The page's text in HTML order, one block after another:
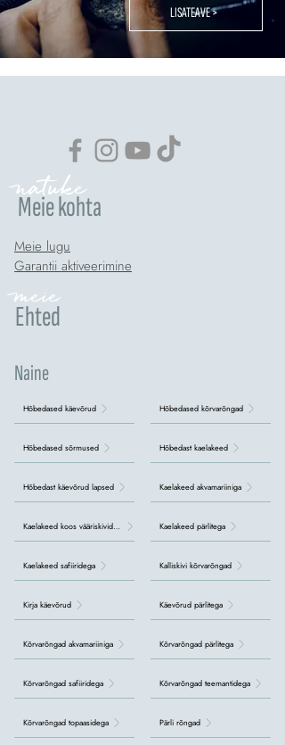
LISATEAVE >
Meie kohta
natuke
Meie lugu
Garantii aktiveerimine
meie
Ehted
Naine
Hõbedased käevõrud
Hõbedased sõrmused
Hõbedast käevõrud lapsed
Kaelakeed koos vääriskividega
Kaelakeed safiiridega
Kirja käevõrud
Kõrvarõngad akvamariiniga
Kõrvarõngad safiiridega
Kõrvarõngad topaasidega
Hõbedased kõrvarõngad
Hõbedast kaelakeed
Kaelakeed akvamariiniga
Kaelakeed pärlitega
Kalliskivi kõrvarõngad
Käevõrud pärlitega
Kõrvarõngad pärlitega
Kõrvarõngad teemantidega
Pärli rõngad